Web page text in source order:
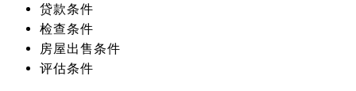
贷款条件
检查条件
房屋出售条件
评估条件